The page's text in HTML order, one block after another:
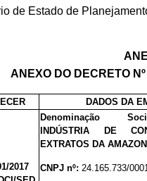
de Estado de
ANEXO DO DECRETO
DADOS DA
2017
Denominação
INDÚSTRIA DE
EXTRATOS DA
CNPJ nº:24.165.733/